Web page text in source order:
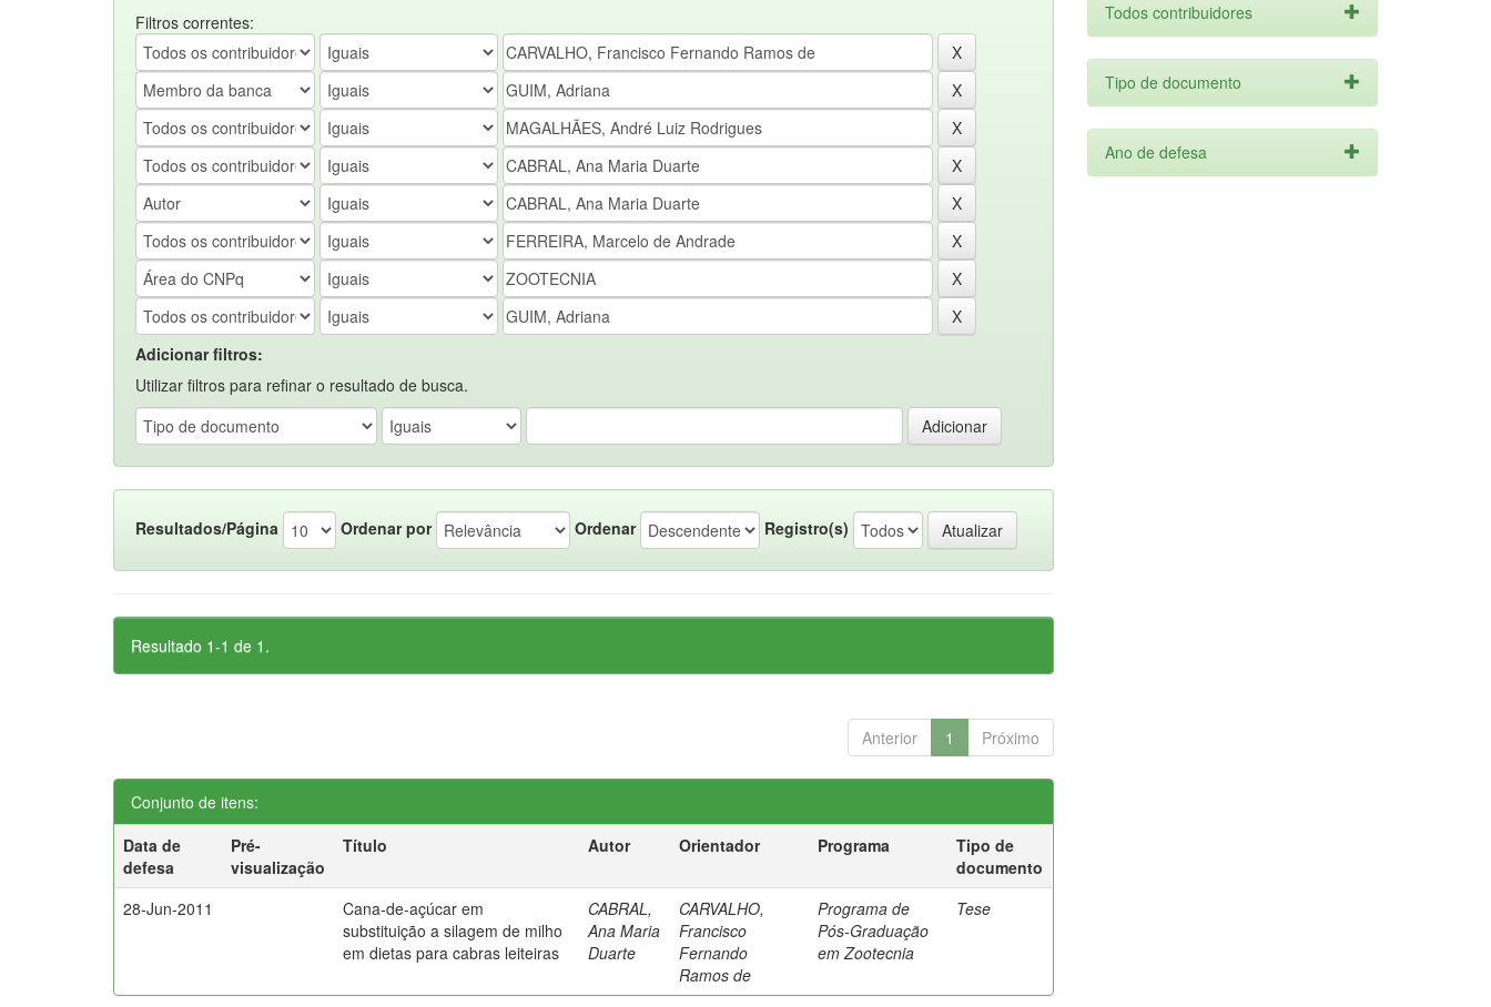
Filtros correntes:
Adicionar filtros:
Utilizar filtros para refinar o resultado de busca.
Resultados/Página Ordenar por Ordenar Registro(s)
Resultado 1-1 de 1.
Anterior 1 Próximo
Conjunto de itens:
Data de
defesa
Pré-
visualização
Título Autor Orientador Programa
Tipo de
documento
28-Jun-2011
Cana-de-açúcar em
substituição a silagem de milho
em dietas para cabras leiteiras
CABRAL,
Ana Maria
Duarte
CARVALHO,
Francisco
Fernando
Ramos de
Programa de
Pós-Graduação
em Zootecnia
Tese
Todos contribuidores
Tipo de documento
Ano de defesa